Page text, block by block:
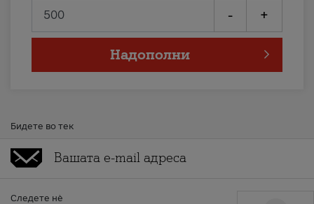
- +
Надополни
Бидете во тек
Следете нè